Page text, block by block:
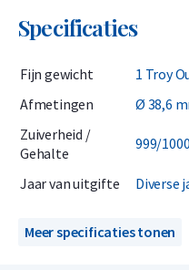
munt met een cultureel en
Armenië geslagen door de
Geiger Edelmetalle GmbH.
productietechnieken en de
ontwerp en de brede
Specificaties
Fijn gewicht
1 Troy
Afmetingen
Ø 38,6
Zuiverheid /
Gehalte
999/
Jaar van uitgifte Diverse
Meer specificaties tonen